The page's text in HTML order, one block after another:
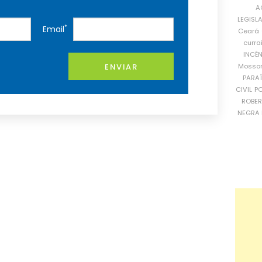
Email*
ENVIAR
Ceará
CIVIL
NEGRA